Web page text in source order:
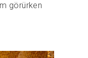
görürken